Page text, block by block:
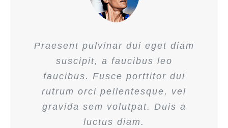
Praesent pulvinar dui eget diam
suscipit, a faucibus leo
faucibus. Fusce porttitor dui
rutrum orci pellentesque, vel
gravida sem volutpat. Duis a
luctus diam.